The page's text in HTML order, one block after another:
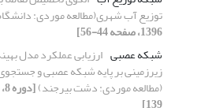
توزیع آب شهری(مطالعه موردی:
1396، صفحه 44-56]
شبکه عصبی ارزیابی عملکرد مدل
(مطالعه موردی: دشت بیرجند)